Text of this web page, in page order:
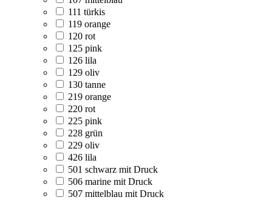
111 türkis
119 orange
120 rot
125 pink
126 lila
129 oliv
130 tanne
219 orange
220 rot
225 pink
228 grün
229 oliv
426 lila
501 schwarz mit Druck
506 marine mit Druck
507 mittelblau mit Druck